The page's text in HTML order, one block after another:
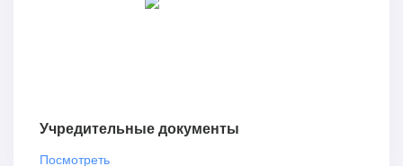
Учредительные документы
Посмотреть